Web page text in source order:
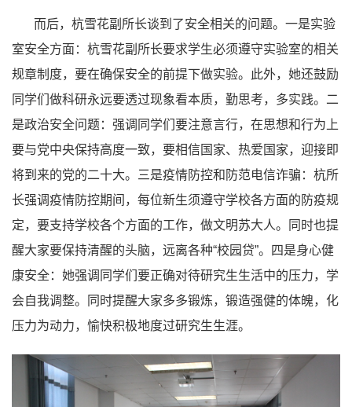
而后，杭雪花副所长谈到了安全相关的问题。一是实验
室安全方面：杭雪花副所长要求学生必须遵守实验室的相关
规章制度，要在确保安全的前提下做实验。此外，她还鼓励
同学们做科研永远要透过现象看本质，勤思考，多实践。二
是政治安全问题：强调同学们要注意言行，在思想和行为上
要与党中央保持高度一致，要相信国家、热爱国家，迎接即
将到来的党的二十大。三是疫情防控和防范电信诈骗：杭所
长强调疫情防控期间，每位新生须遵守学校各方面的防疫规
定，要支持学校各个方面的工作，做文明苏大人。同时也提
醒大家要保持清醒的头脑，远离各种“校园贷”。四是身心健
康安全：她强调同学们要正确对待研究生生活中的压力，学
会自我调整。同时提醒大家多多锻炼，锻造强健的体魄，化
压力为动力，愉快积极地度过研究生生涯。